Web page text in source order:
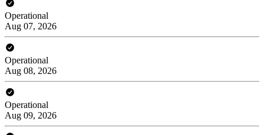
Operational
Aug 07, 2026
Operational
Aug 08, 2026
Operational
Aug 09, 2026